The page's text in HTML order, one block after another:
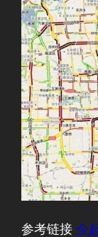
参考链接今